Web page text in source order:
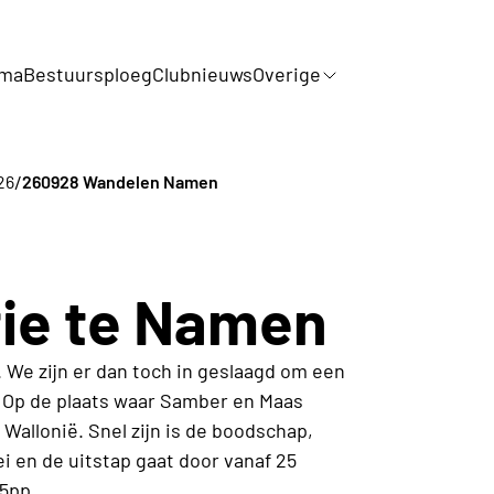
BestuursploegClubnieuwsOverige
/260928 Wandelen Namen
te Namen
zijn er dan toch in geslaagd om een
de plaats waar Samber en Maas
Snel zijn is de boodschap,
en de uitstap gaat door vanaf 25